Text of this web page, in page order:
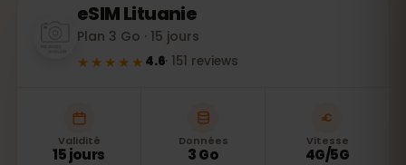
eSIMLituanie
Plan 3 Go · 15 jours
★★★★★ 4.6· 151 reviews
Validité
15 jours
Données
3 Go
Vitesse
4G/5G